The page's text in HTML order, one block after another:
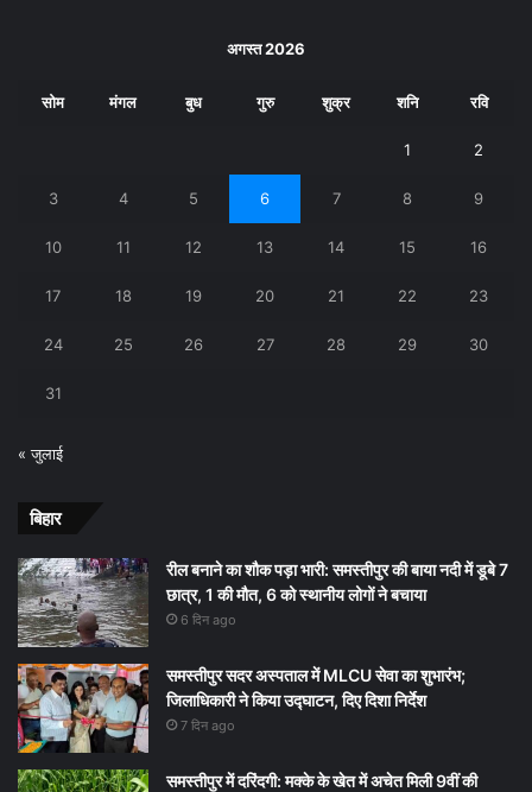
अगस्त 2026
सोम मंगल बुध गुरु शुक्र शनि रवि
1 2
3 4 5 6 7 8 9
10 11 12 13 14 15 16
17 18 19 20 21 22 23
24 25 26 27 28 29 30
31
« जुलाई
बिहार
रील बनाने का शौक पड़ा भारी: समस्तीपुर की बाया नदी में डूबे 7
छात्र, 1 की मौत, 6 को स्थानीय लोगों ने बचाया
6 दिन ago
समस्तीपुर सदर अस्पताल में MLCU सेवा का शुभारंभ;
जिलाधिकारी ने किया उद्घाटन, दिए दिशा निर्देश
7 दिन ago
समस्तीपुर में दरिंदगी: मक्के के खेत में अचेत मिली 9वीं की